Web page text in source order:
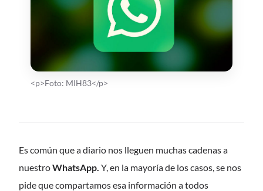
<p>Foto: MIH83</p>
CONTENIDO
Es común que a diario nos lleguen muchas cadenas a
nuestroWhatsApp. Y, en la mayoría de los casos, se nos
pide que compartamos esa información a todos